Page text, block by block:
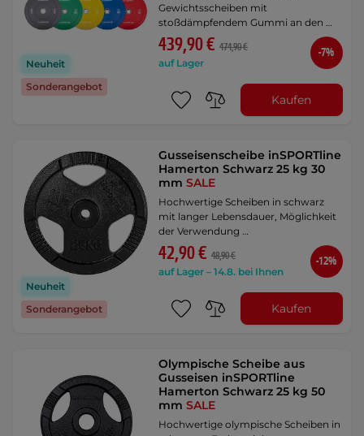
Neuheit
Sonderangebot
Gewichtsscheiben mit
stoßdämpfendem Gummi an den …
439,90 € 474,90 €
auf Lager
-7%
Kaufen
Neuheit
Sonderangebot
Gusseisenscheibe inSPORTline
Hamerton Schwarz 25 kg 30
mmSALE
Hochwertige Scheiben in schwarz
mit langer Lebensdauer, Möglichkeit
der Verwendung …
42,90 € 48,90 €
auf Lager – 14.8. bei Ihnen
-12%
Kaufen
Olympische Scheibe aus
Gusseisen inSPORTline
Hamerton Schwarz 25 kg 50
mmSALE
Hochwertige olympische Scheiben in